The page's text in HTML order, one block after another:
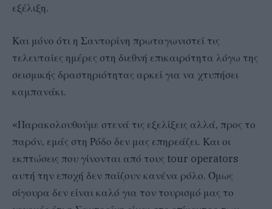
εξέλιξη.
Και μόνο ότι η Σαντορίνη πρωταγωνιστεί τις
τελευταίες ημέρες στη διεθνή επικαιρότητα λόγω της
σεισμικής δραστηριότητας αρκεί για να χτυπήσει
καμπανάκι.
«Παρακολουθούμε στενά τις εξελίξεις αλλά, προς το
παρόν, εμάς στη Ρόδο δεν μας επηρεάζει. Και οι
εκπτώσεις που γίνονται από τους tour operators
αυτή την εποχή δεν παίζουν κανένα ρόλο. Όμως
σίγουρα δεν είναι καλό για τον τουρισμό μας το